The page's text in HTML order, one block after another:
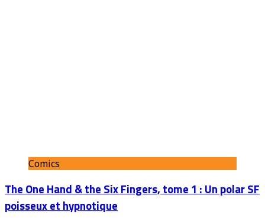
Comics
The One Hand & the Six Fingers, tome 1 : Un polar SF
poisseux et hypnotique